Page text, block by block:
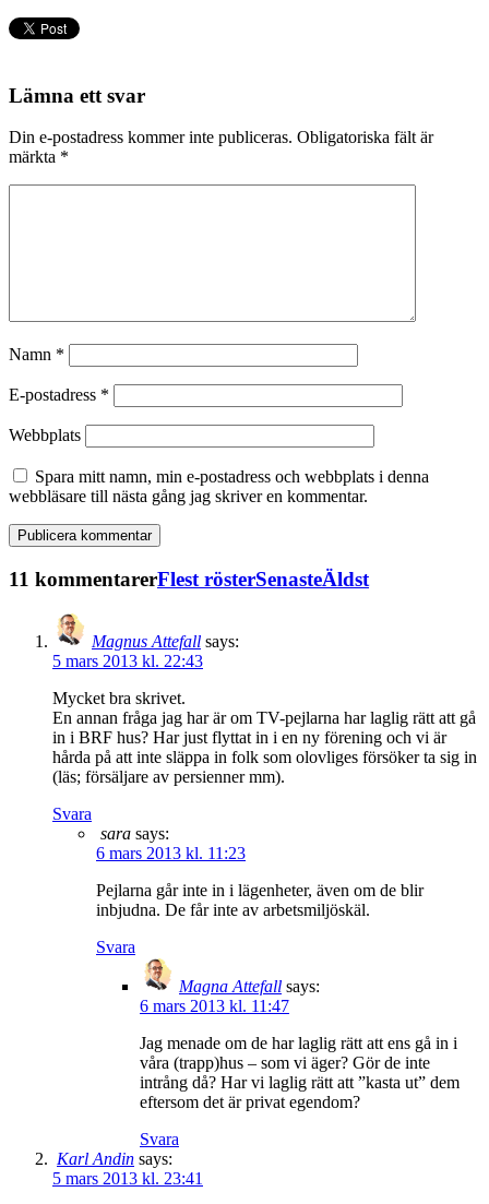
Lämna ett svar
Din e-postadress kommer inte publiceras. Obligatoriska fält är
märkta *
Namn *
E-postadress *
Webbplats
Spara mitt namn, min e-postadress och webbplats i denna
webbläsare till nästa gång jag skriver en kommentar.
11 kommentarerFlest rösterSenasteÄldst
Magnus Attefall says:
5 mars 2013 kl. 22:43
Mycket bra skrivet.
En annan fråga jag har är om TV-pejlarna har laglig rätt att gå
in i BRF hus? Har just flyttat in i en ny förening och vi är
hårda på att inte släppa in folk som olovliges försöker ta sig in
(läs; försäljare av persienner mm).
Svara
sara says:
6 mars 2013 kl. 11:23
Pejlarna går inte in i lägenheter, även om de blir
inbjudna. De får inte av arbetsmiljöskäl.
Svara
Magna Attefall says:
6 mars 2013 kl. 11:47
Jag menade om de har laglig rätt att ens gå in i
våra (trapp)hus – som vi äger? Gör de inte
intrång då? Har vi laglig rätt att ”kasta ut” dem
eftersom det är privat egendom?
Svara
Karl Andin says:
5 mars 2013 kl. 23:41